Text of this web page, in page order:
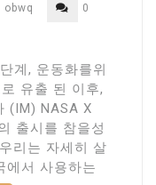
obwq
0
계, 운동화를위
유출 된 이후,
(IM) NASA X
출시를 참을성
리는 자세히 살
에서 사용하는